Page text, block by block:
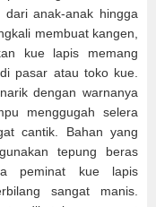
anak-anak hingga
membuat kangen,
kue lapis memang
pasar atau toko kue.
dengan warnanya
menggugah selera
cantik. Bahan yang
tepung beras
peminat kue lapis
sangat manis.